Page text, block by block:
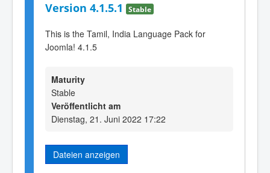
Version 4.1.5.1 Stable
This is the Tamil, India Language Pack for
Joomla! 4.1.5
Maturity
Stable
Veröffentlicht am
Dienstag, 21. Juni 2022 17:22
Dateien anzeigen